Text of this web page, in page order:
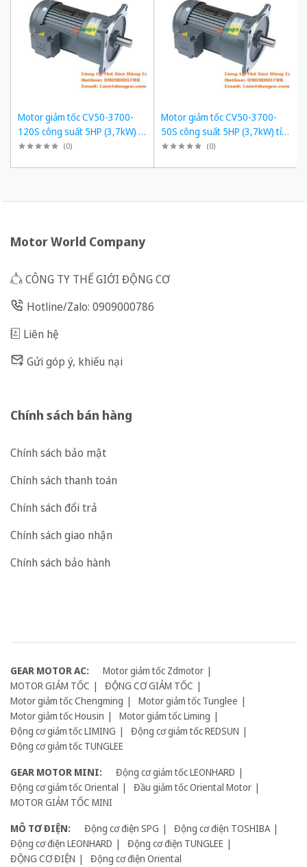
Motor giảm tốc CV50-3700-
120S công suất 5HP (3,7kW) tỉ
số truyền 1/120
(0)
Motor giảm tốc CV50-3700-
50S công suất 5HP (3,7kW) tỉ
số truyền 1/50
(0)
Motor World Company
CÔNG TY THẾ GIỚI ĐỘNG CƠ
Hotline/Zalo: 0909000786
Liên hệ
Gửi góp ý, khiếu nại
Chính sách bán hàng
Chính sách bảo mật
Chính sách thanh toán
Chính sách đổi trả
Chính sách giao nhận
Chính sách bảo hành
GEAR MOTOR AC:
Motor giảm tốc Zdmotor
MOTOR GIẢM TỐC
ĐỘNG CƠ GIẢM TỐC
Motor giảm tốc Chengming
Motor giảm tốc Tunglee
Motor giảm tốc Housin
Motor giảm tốc Liming
Động cơ giảm tốc LIMING
Động cơ giảm tốc REDSUN
Động cơ giảm tốc TUNGLEE
GEAR MOTOR MINI:
Động cơ giảm tốc LEONHARD
Động cơ giảm tốc Oriental
Đầu giảm tốc Oriental Motor
MOTOR GIẢM TỐC MINI
MÔ TƠ ĐIỆN:
Động cơ điện SPG
Động cơ điện TOSHIBA
Động cơ điện LEONHARD
Động cơ điện TUNGLEE
ĐỘNG CƠ ĐIỆN
Động cơ điện Oriental